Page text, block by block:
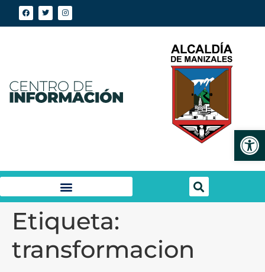
Etiqueta:
transformacion